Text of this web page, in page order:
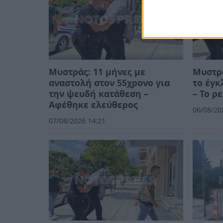
Μυστράς: 11 μήνες με
αναστολή στον 55χρονο για
την ψευδή κατάθεση –
Αφέθηκε ελεύθερος
07/08/2026 14:21
το
– Το
06/08/